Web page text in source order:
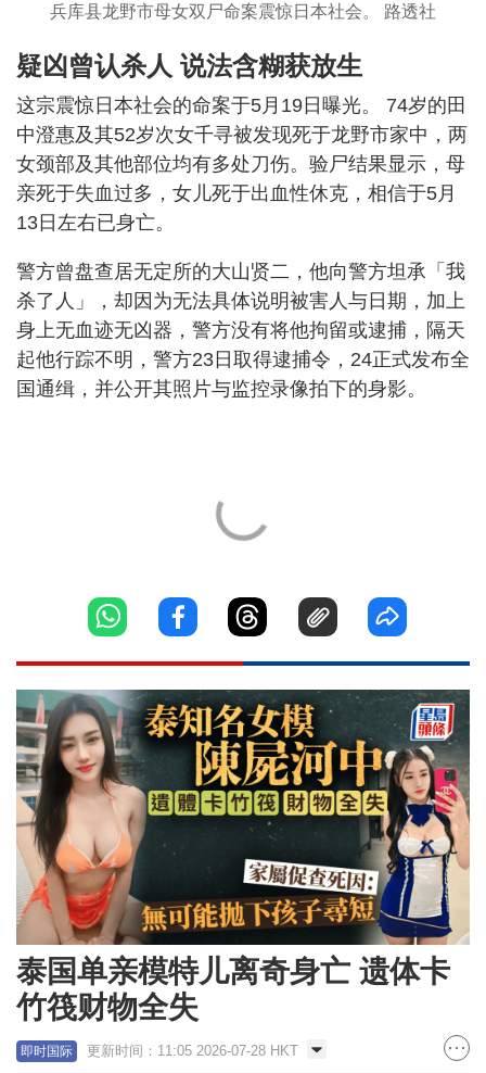
兵库县龙野市母女双尸命案震惊日本社会。 路透社
疑凶曾认杀人 说法含糊获放生
这宗震惊日本社会的命案于5月19日曝光。 74岁的田
中澄惠及其52岁次女千寻被发现死于龙野市家中，两
女颈部及其他部位均有多处刀伤。验尸结果显示，母
亲死于失血过多，女儿死于出血性休克，相信于5月
13日左右已身亡。
警方曾盘查居无定所的大山贤二，他向警方坦承「我
杀了人」，却因为无法具体说明被害人与日期，加上
身上无血迹无凶器，警方没有将他拘留或逮捕，隔天
起他行踪不明，警方23日取得逮捕令，24正式发布全
国通缉，并公开其照片与监控录像拍下的身影。
泰国单亲模特儿离奇身亡 遗体卡
竹筏财物全失
即时国际 更新时间：11:05 2026-07-28 HKT